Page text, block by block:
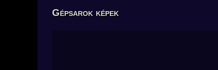
Gépsarok képek